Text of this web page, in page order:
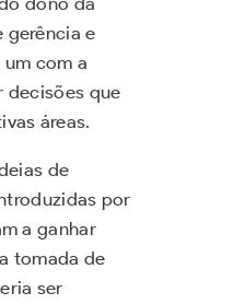
gerência e
com a
decisões que
áreas.
de
por
a ganhar
tomada de
ser